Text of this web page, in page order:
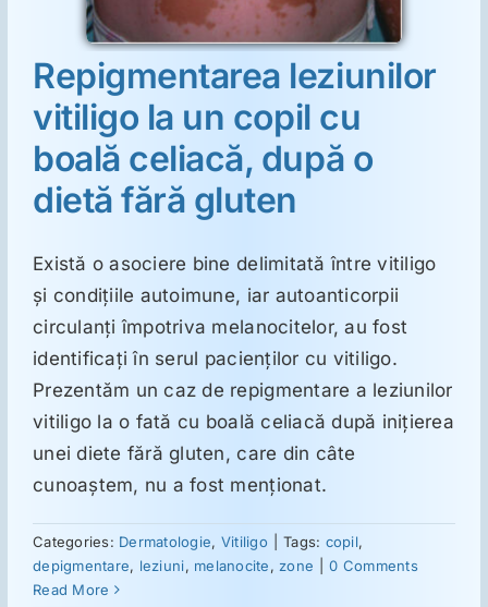
Suplimente
Reumatologie
Ginecologie
Mesajele lui Reichelt
Dietă
LDN
ORL
Oncologie
Repigmentarea leziunilor
vitiligo la un copil cu
boală celiacă, după o
dietă fără gluten
Există o asociere bine delimitată între vitiligo
şi condiţiile autoimune, iar autoanticorpii
circulanţi împotriva melanocitelor, au fost
identificaţi în serul pacienţilor cu vitiligo.
Prezentăm un caz de repigmentare a leziunilor
vitiligo la o fată cu boală celiacă după iniţierea
unei diete fără gluten, care din câte
cunoaştem, nu a fost menţionat.
Categories: Dermatologie, Vitiligo Tags: copil,
depigmentare, leziuni, melanocite, zone
0 Comments
Read More